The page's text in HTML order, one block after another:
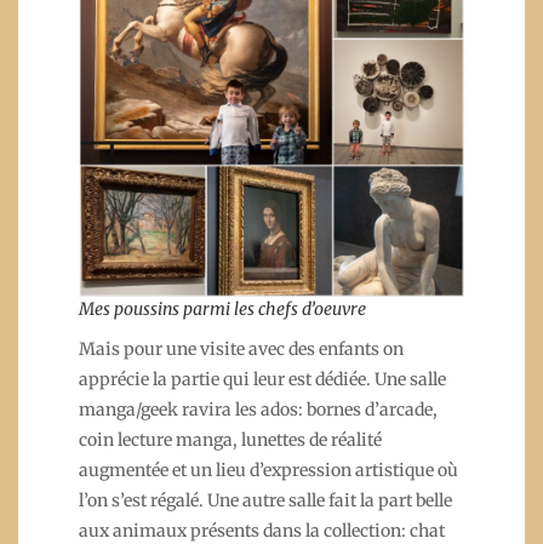
Mes poussins parmi les chefs d’oeuvre
Mais pour une visite avec des enfants on
apprécie la partie qui leur est dédiée. Une salle
manga/geek ravira les ados: bornes d’arcade,
coin lecture manga, lunettes de réalité
augmentée et un lieu d’expression artistique où
l’on s’est régalé. Une autre salle fait la part belle
aux animaux présents dans la collection: chat